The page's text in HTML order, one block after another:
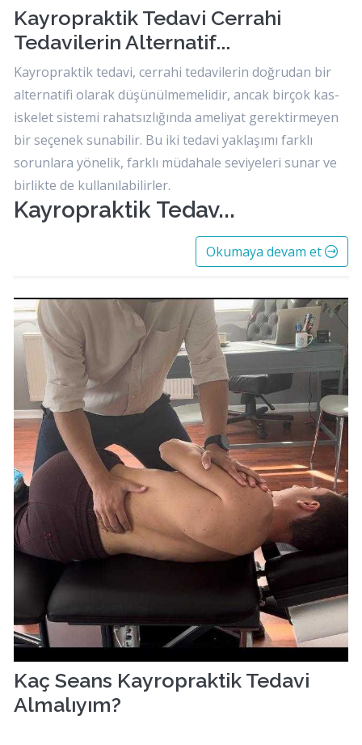
Kayropraktik Tedavi Cerrahi
Tedavilerin Alternatif...
Kayropraktik tedavi, cerrahi tedavilerin doğrudan bir
alternatifi olarak düşünülmemelidir, ancak birçok kas-
iskelet sistemi rahatsızlığında ameliyat gerektirmeyen
bir seçenek sunabilir. Bu iki tedavi yaklaşımı farklı
sorunlara yönelik, farklı müdahale seviyeleri sunar ve
birlikte de kullanılabilirler.
Kayropraktik Tedav...
Okumaya devam et
Kaç Seans Kayropraktik Tedavi
Almalıyım?